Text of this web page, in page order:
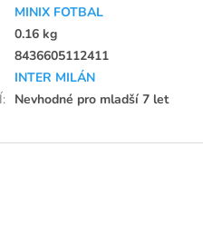
MINIX FOTBAL
0.16 kg
8436605112411
INTER MILÁN
: Nevhodné pro mladší 7 let